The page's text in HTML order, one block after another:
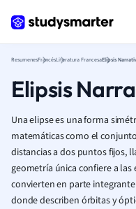
ResumenesFrancésLiteratura FrancesaElipsis
Elipsis
Una elipse es una forma
matemáticas como el
distancias a dos puntos fijos,
geometría única confiere a
convierten en parte
donde describen órbitas y